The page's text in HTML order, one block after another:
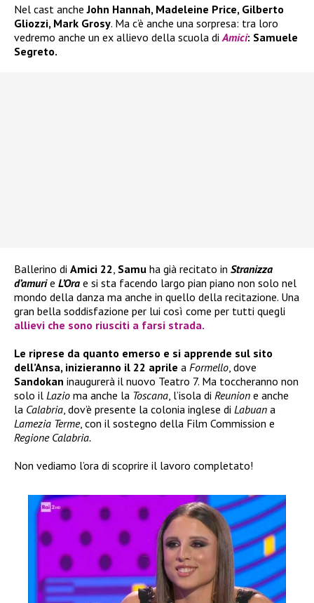
Nel cast ancheJohn Hannah, Madeleine Price, Gilberto
Gliozzi, Mark Grosy. Ma c’è anche una sorpresa: tra loro
vedremo anche un ex allievo della scuola diAmici: Samuele
Segreto.
Ballerino di Amici 22, Samu ha già recitato in Stranizza
d’amurie L’Ora e si sta facendo largo pian piano non solo nel
mondo della danza ma anche in quello della recitazione. Una
gran bella soddisfazione per lui così come per tutti quegli
allievi che sono riusciti a farsi strada.
Le riprese da quanto emerso e si apprende sul sito
dell’Ansa, inizieranno il 22 aprile a Formello, dove
Sandokan inaugurerà il nuovo Teatro 7. Ma toccheranno non
solo il Lazio ma anche la Toscana, l’isola di Reunion e anche
la Calabria, dov’è presente la colonia inglese di Labuan a
Lamezia Terme, con il sostegno della Film Commission e
Regione Calabria.
Non vediamo l’ora di scoprire il lavoro completato!